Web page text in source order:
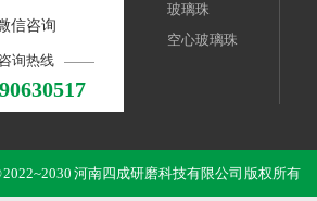
信咨询
咨询热线
玻璃珠
空心玻璃珠
2022~2030 河南四成研磨科技有限公司 版权所